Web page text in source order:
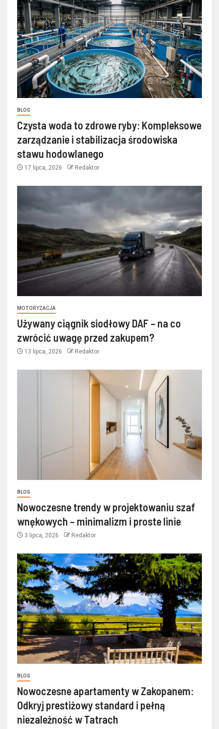
BLOG
Czysta woda to zdrowe ryby: Kompleksowe
zarządzanie i stabilizacja środowiska
stawu hodowlanego
17 lipca, 2026 Redaktor
MOTORYZACJA
Używany ciągnik siodłowy DAF – na co
zwrócić uwagę przed zakupem?
13 lipca, 2026 Redaktor
BLOG
Nowoczesne trendy w projektowaniu szaf
wnękowych – minimalizm i proste linie
3 lipca, 2026 Redaktor
BLOG
Nowoczesne apartamenty w Zakopanem:
Odkryj prestiżowy standard i pełną
niezależność w Tatrach